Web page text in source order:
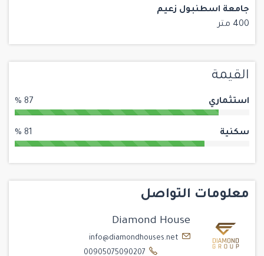
جامعة اسطنبول زعيم
400 متر
القيمة
استثماري 87 %
سكنية 81 %
معلومات التواصل
Diamond House
info@diamondhouses.net